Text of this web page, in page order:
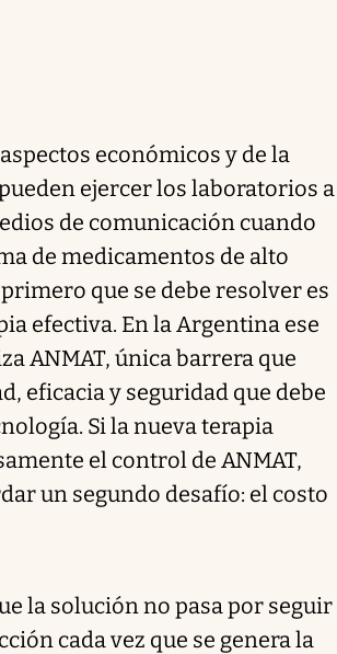
económicos y de la
ejercer los laboratorios a
de comunicación cuando
de medicamentos de alto
que se debe resolver es
efectiva. En la Argentina ese
ANMAT, única barrera que
eficacia y seguridad que debe
Si la nueva terapia
el control de ANMAT,
un segundo desafío: el costo
la solución no pasa por seguir
cada vez que se genera la